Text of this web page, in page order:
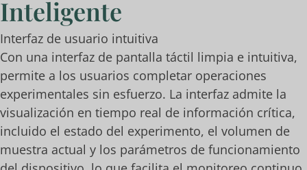
Inteligente
Interfaz de usuario intuitiva
Con una interfaz de pantalla táctil limpia e intuitiva,
permite a los usuarios completar operaciones
experimentales sin esfuerzo. La interfaz admite la
visualización en tiempo real de información crítica,
incluido el estado del experimento, el volumen de
muestra actual y los parámetros de funcionamiento